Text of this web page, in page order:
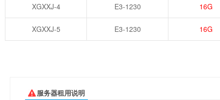
XGXXJ-4 E3-1230 16G
XGXXJ-5 E3-1230 16G
服务器租用说明